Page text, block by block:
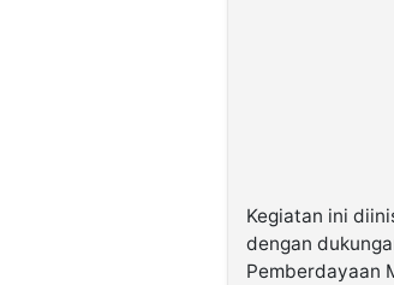
Kegiatan ini
dengan
Pemberdayaan